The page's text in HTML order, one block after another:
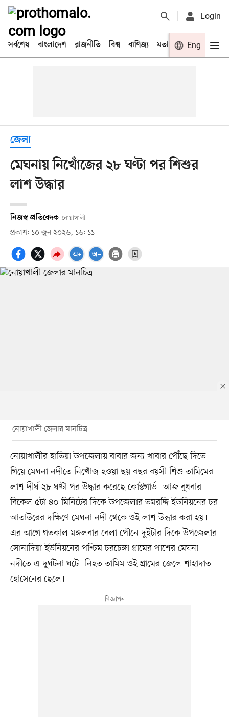
Login
সর্বশেষ বাংলাদেশ রাজনীতি বিশ্ব বাণিজ্য মতামত খেলা
Eng
জেলা
মেঘনায় নিখোঁজের ২৮ ঘণ্টা পর শিশুর
লাশ উদ্ধার
নিজস্ব প্রতিবেদক নোয়াখালী
প্রকাশ: ১০ জুন ২০২৬, ১৬: ১১
নোয়াখালী জেলার মানচিত্র
নোয়াখালীর হাতিয়া উপজেলায় বাবার জন্য খাবার পৌঁছে দিতে
গিয়ে মেঘনা নদীতে নিখোঁজ হওয়া ছয় বছর বয়সী শিশু তামিমের
লাশ দীর্ঘ ২৮ ঘণ্টা পর উদ্ধার করেছে কোস্টগার্ড। আজ বুধবার
বিকেল ৫টা ৪০ মিনিটের দিকে উপজেলার তমরদ্দি ইউনিয়নের চর
আতাউরের দক্ষিণে মেঘনা নদী থেকে ওই লাশ উদ্ধার করা হয়।
এর আগে গতকাল মঙ্গলবার বেলা পৌনে দুইটার দিকে উপজেলার
সোনাদিয়া ইউনিয়নের পশ্চিম চরচেঙ্গা গ্রামের পাশের মেঘনা
নদীতে এ দুর্ঘটনা ঘটে। নিহত তামিম ওই গ্রামের জেলে শাহাদাত
হোসেনের ছেলে।